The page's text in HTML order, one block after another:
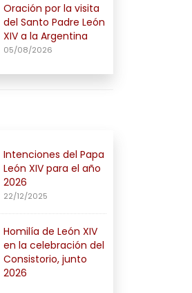
Oración por la visita
del Santo Padre León
XIV a la Argentina
05/08/2026
Intenciones del Papa
León XIV para el año
2026
22/12/2025
Homilía de León XIV
en la celebración del
Consistorio, junto
2026